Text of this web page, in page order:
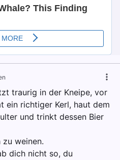
traurig in der Kneipe, vor
ein richtiger Kerl, haut dem
und trinkt dessen Bier
weinen.
dich nicht so, du